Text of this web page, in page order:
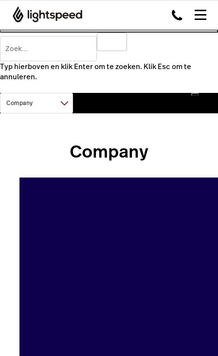
Typ hierboven en klik Enter om te zoeken. Klik Esc om te
annuleren.
Company